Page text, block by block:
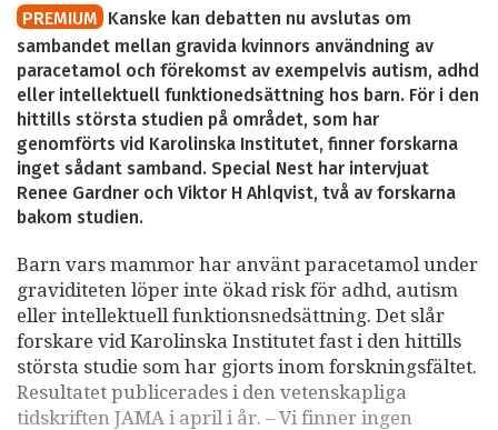
PREMIUM Kanske kan debatten nu avslutas om
sambandet mellan gravida kvinnors användning av
paracetamol och förekomst av exempelvis autism, adhd
eller intellektuell funktionedsättning hos barn. För i den
hittills största studien på området, som har
genomförts vid Karolinska Institutet, finner forskarna
inget sådant samband. Special Nest har intervjuat
Renee Gardner och Viktor H Ahlqvist, två av forskarna
bakom studien.
Barn vars mammor har använt paracetamol under
graviditeten löper inte ökad risk för adhd, autism
eller intellektuell funktionsnedsättning. Det slår
forskare vid Karolinska Institutet fast i den hittills
största studie som har gjorts inom forskningsfältet.
Resultatet publicerades i den vetenskapliga
tidskriften JAMA i april i år. – Vi finner ingen